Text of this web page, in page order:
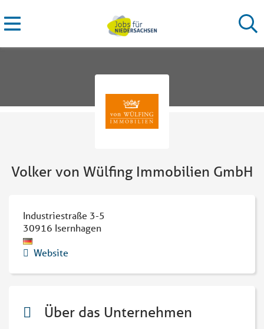
Volker von Wülfing Immobilien GmbH
Industriestraße 3-5
30916 Isernhagen
Website
Über das Unternehmen